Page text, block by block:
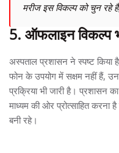
मरीज इस विकल्प को चुन रहे
5. ऑफलाइन विकल्प
अस्पताल प्रशासन ने स्पष्ट किया
फोन के उपयोग में सक्षम नहीं हैं,
प्रक्रिया भी जारी है। प्रशासन
माध्यम की ओर प्रोत्साहित करना
बनी रहे।